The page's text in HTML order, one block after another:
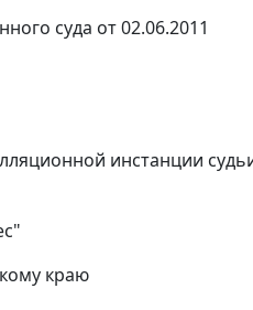
суда от 02.06.2011
инстанции
краю